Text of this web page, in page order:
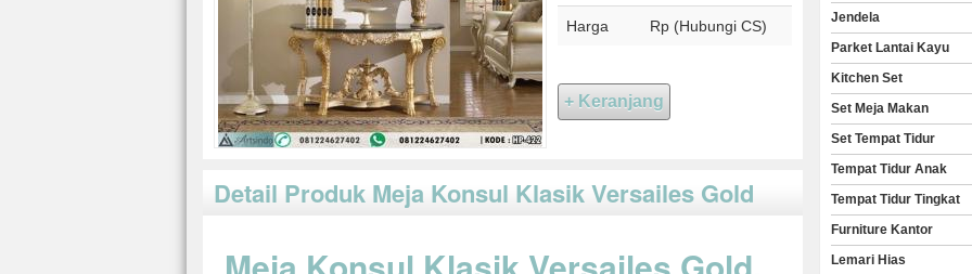
Harga Rp (Hubungi CS)
Detail Produk Meja Konsul Klasik Versailes Gold
Jendela
Parket Lantai Kayu
Kitchen Set
Set Meja Makan
Set Tempat Tidur
Tempat Tidur Anak
Tempat Tidur Tingkat
Furniture Kantor
Lemari Hias